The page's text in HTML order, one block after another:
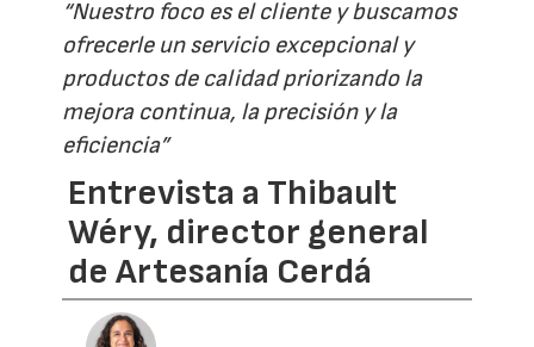
“Nuestro foco es el cliente y buscamos
ofrecerle un servicio excepcional y
productos de calidad priorizando la
mejora continua, la precisión y la
eficiencia”
Entrevista a Thibault
Wéry, director general
de Artesanía Cerdá